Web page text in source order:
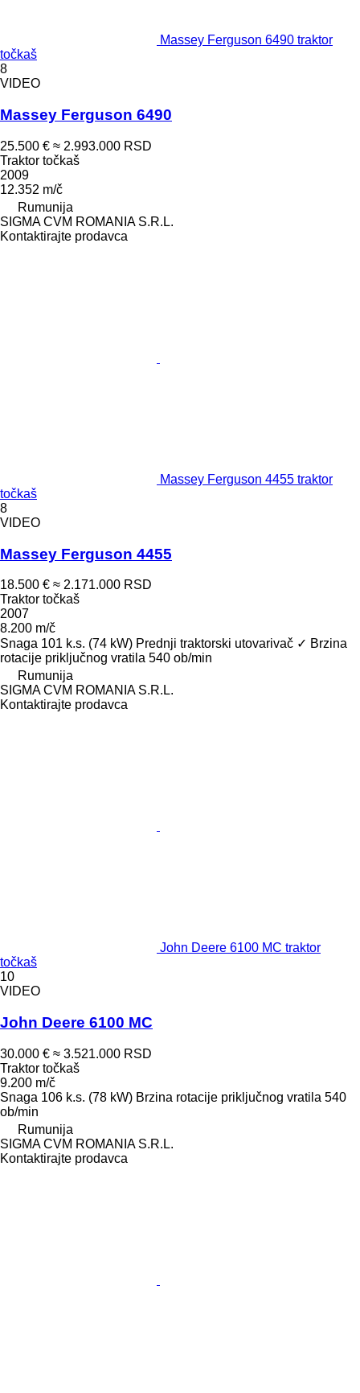
Massey Ferguson 6490 traktor
točkaš
8
VIDEO
Massey Ferguson 6490
25.500 € ≈ 2.993.000 RSD
Traktor točkaš
2009
12.352 m/č
Rumunija
SIGMA CVM ROMANIA S.R.L.
Kontaktirajte prodavca
Massey Ferguson 4455 traktor
točkaš
8
VIDEO
Massey Ferguson 4455
18.500 € ≈ 2.171.000 RSD
Traktor točkaš
2007
8.200 m/č
Snaga 101 k.s. (74 kW) Prednji traktorski utovarivač ✓ Brzina
rotacije priključnog vratila 540 ob/min
Rumunija
SIGMA CVM ROMANIA S.R.L.
Kontaktirajte prodavca
John Deere 6100 MC traktor
točkaš
10
VIDEO
John Deere 6100 MC
30.000 € ≈ 3.521.000 RSD
Traktor točkaš
9.200 m/č
Snaga 106 k.s. (78 kW) Brzina rotacije priključnog vratila 540
ob/min
Rumunija
SIGMA CVM ROMANIA S.R.L.
Kontaktirajte prodavca